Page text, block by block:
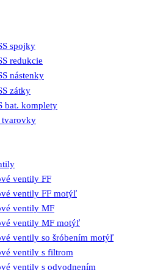
spojky
redukcie
nástenky
zátky
bat. komplety
tvarovky
ventily FF
ventily FF motýľ
ventily MF
ventily MF motýľ
ventily so šróbením motýľ
ventily s filtrom
ventily s odvodnením